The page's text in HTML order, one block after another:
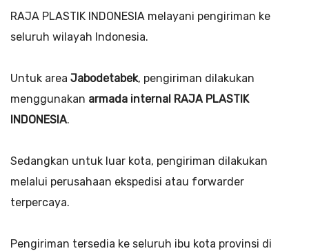
RAJA PLASTIK INDONESIA melayani pengiriman ke
seluruh wilayah Indonesia.
Untuk area Jabodetabek, pengiriman dilakukan
menggunakan armada internal RAJA PLASTIK
INDONESIA.
Sedangkan untuk luar kota, pengiriman dilakukan
melalui perusahaan ekspedisi atau forwarder
terpercaya.
Pengiriman tersedia ke seluruh ibu kota provinsi di